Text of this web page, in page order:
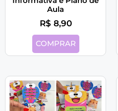
Aula
R$ 8,90
COMPRAR